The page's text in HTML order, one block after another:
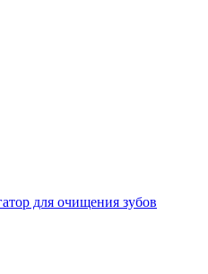
для очищения зубов